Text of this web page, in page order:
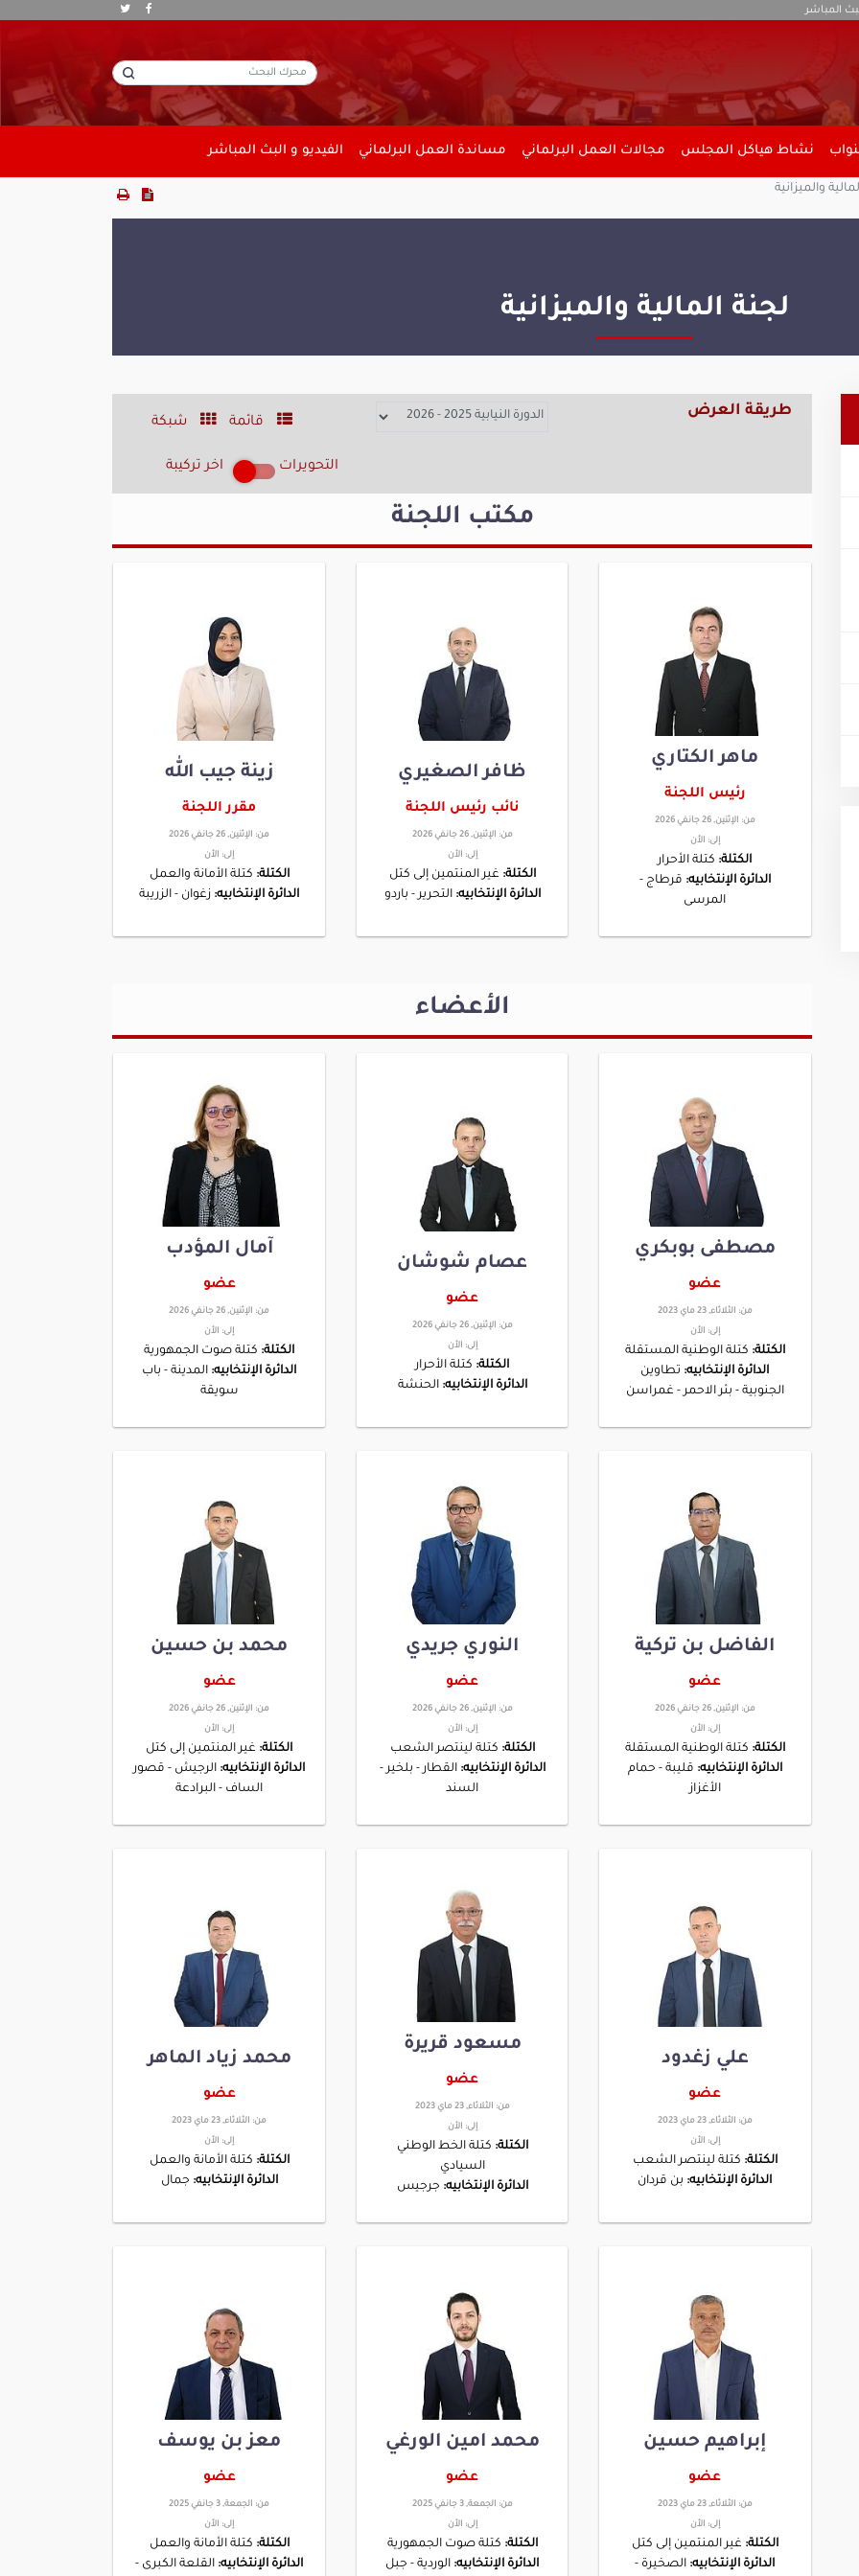
المباشر
نشاط هياكل المجلس مجالات العمل البرلماني مساندة العمل البرلماني الفيديو و البث المباشر
والميزانية
لجنة المالية والميزانية
طريقة العرض
قائمة شبكة
التحويرات اخر تركيبة
مكتب اللجنة
ماهر الكتاري
رئيس اللجنة
من: الإثنين, 26 جانفي 2026
إلى: الأن
الكتلة: كتلة الأحرار
الدائرة الإنتخابيه: قرطاج -
المرسى
ظافر الصغيري
نائب رئيس اللجنة
من: الإثنين, 26 جانفي 2026
إلى: الأن
الكتلة: غير المنتمين إلى كتل
الدائرة الإنتخابيه: التحرير - باردو
زينة جيب الله
مقرر اللجنة
من: الإثنين, 26 جانفي 2026
إلى: الأن
الكتلة: كتلة الأمانة والعمل
الدائرة الإنتخابيه: زغوان - الزريبة
الأعضاء
مصطفى بوبكري
عضو
من: الثلاثاء, 23 ماي 2023
إلى: الأن
الكتلة: كتلة الوطنية المستقلة
الدائرة الإنتخابيه: تطاوين
الجنوبية - بئر الاحمر - غمراسن
عصام شوشان
عضو
من: الإثنين, 26 جانفي 2026
إلى: الأن
الكتلة: كتلة الأحرار
الدائرة الإنتخابيه: الحنشة
آمال المؤدب
عضو
من: الإثنين, 26 جانفي 2026
إلى: الأن
الكتلة: كتلة صوت الجمهورية
الدائرة الإنتخابيه: المدينة - باب
سويقة
الفاضل بن تركية
عضو
من: الإثنين, 26 جانفي 2026
إلى: الأن
الكتلة: كتلة الوطنية المستقلة
الدائرة الإنتخابيه: قليبة - حمام
الأغزاز
النوري جريدي
عضو
من: الإثنين, 26 جانفي 2026
إلى: الأن
الكتلة: كتلة لينتصر الشعب
الدائرة الإنتخابيه: القطار - بلخير -
السند
محمد بن حسين
عضو
من: الإثنين, 26 جانفي 2026
إلى: الأن
الكتلة: غير المنتمين إلى كتل
الدائرة الإنتخابيه: الرجيش - قصور
الساف - البرادعة
علي زغدود
عضو
من: الثلاثاء, 23 ماي 2023
إلى: الأن
الكتلة: كتلة لينتصر الشعب
الدائرة الإنتخابيه: بن قردان
مسعود قريرة
عضو
من: الثلاثاء, 23 ماي 2023
إلى: الأن
الكتلة: كتلة الخط الوطني
السيادي
الدائرة الإنتخابيه: جرجيس
محمد زياد الماهر
عضو
من: الثلاثاء, 23 ماي 2023
إلى: الأن
الكتلة: كتلة الأمانة والعمل
الدائرة الإنتخابيه: جمال
إبراهيم حسين
عضو
من: الثلاثاء, 23 ماي 2023
إلى: الأن
الكتلة: غير المنتمين إلى كتل
الدائرة الإنتخابيه: الصخيرة -
محمد امين الورغي
عضو
من: الجمعة, 3 جانفي 2025
إلى: الأن
الكتلة: كتلة صوت الجمهورية
الدائرة الإنتخابيه: الوردية - جبل
معز بن يوسف
عضو
من: الجمعة, 3 جانفي 2025
إلى: الأن
الكتلة: كتلة الأمانة والعمل
الدائرة الإنتخابيه: القلعة الكبرى -